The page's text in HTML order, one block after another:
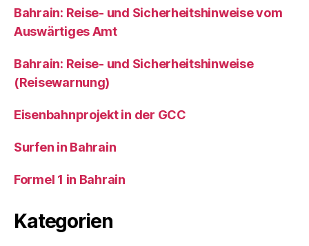
Bahrain: Reise- und Sicherheitshinweise vom
Auswärtiges Amt
Bahrain: Reise- und Sicherheitshinweise
(Reisewarnung)
Eisenbahnprojekt in der GCC
Surfen in Bahrain
Formel 1 in Bahrain
Kategorien